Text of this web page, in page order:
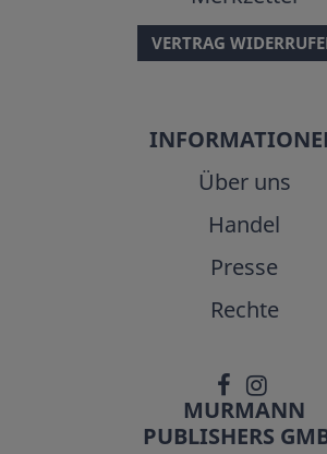
VERTRAG
Über uns
Handel
Presse
Rechte
MURMANN
PUBLISHERS